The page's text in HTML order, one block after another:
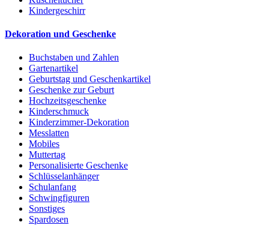
Kindergeschirr
Dekoration und Geschenke
Buchstaben und Zahlen
Gartenartikel
Geburtstag und Geschenkartikel
Geschenke zur Geburt
Hochzeitsgeschenke
Kinderschmuck
Kinderzimmer-Dekoration
Messlatten
Mobiles
Muttertag
Personalisierte Geschenke
Schlüsselanhänger
Schulanfang
Schwingfiguren
Sonstiges
Spardosen